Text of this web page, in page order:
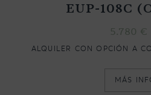
EUP-108C
5.780 €
ALQUILER CON OPCIÓN A
MÁS